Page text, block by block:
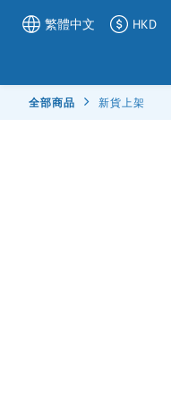
繁體中文 HKD
全部商品 新貨上架